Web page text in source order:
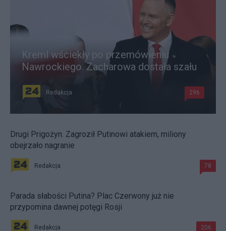
Kreml wściekły po przemówieniu
Nawrockiego. Zacharowa dostała szału
Redakcja 296
Drugi Prigożyn. Zagroził Putinowi atakiem, miliony
obejrzało nagranie
Redakcja 78
Parada słabości Putina? Plac Czerwony już nie
przypomina dawnej potęgi Rosji
Redakcja 206